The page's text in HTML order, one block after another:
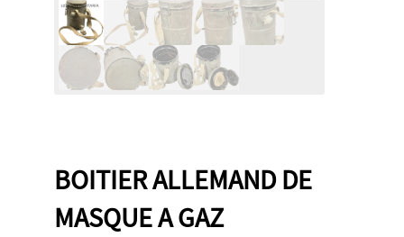
BOITIER ALLEMAND DE
MASQUE A GAZ